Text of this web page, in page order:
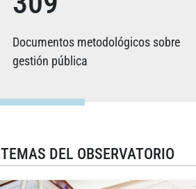
Documentos metodológicos sobre
gestión pública
TEMAS DEL OBSERVATORIO